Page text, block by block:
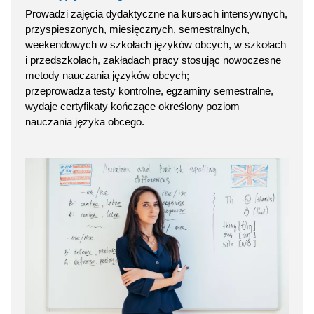
Prowadzi zajęcia dydaktyczne na kursach intensywnych,
przyspieszonych, miesięcznych, semestralnych,
weekendowych w szkołach języków obcych, w szkołach
i przedszkolach, zakładach pracy stosując nowoczesne
metody nauczania języków obcych;
przeprowadza testy kontrolne, egzaminy semestralne,
wydaje certyfikaty kończące określony poziom
nauczania języka obcego.